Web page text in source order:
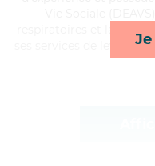
respiratoires et la
ses services de lever/